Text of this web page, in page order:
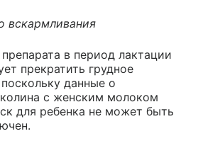
вскармливания
в период лактации
прекратить грудное
данные о
с женским молоком
для ребенка не может быть